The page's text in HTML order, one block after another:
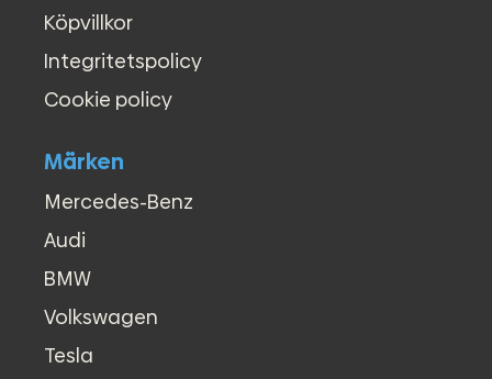
Köpvillkor
Integritetspolicy
Cookie policy
Märken
Mercedes-Benz
Audi
BMW
Volkswagen
Tesla